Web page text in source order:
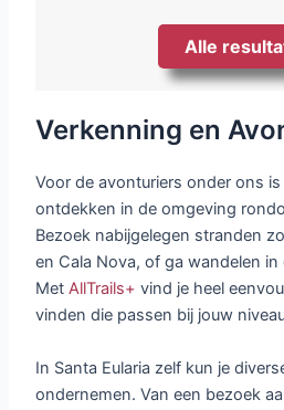
Alle
Verkenning en
Voor de avonturiers onder ons
ontdekken in de omgeving
Bezoek nabijgelegen stranden
en Cala Nova, of ga wandelen
MetAllTrails+ vind je heel
vinden die passen bij jouw
In Santa Eularia zelf kun je
ondernemen. Van een bezoek